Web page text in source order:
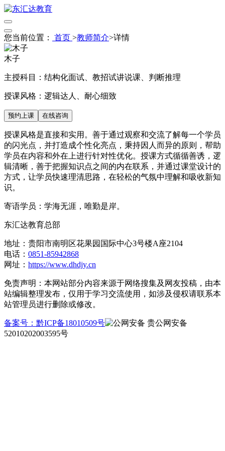
您当前位置： 首页 >教师简介>详情
木子
主授科目： 结构化面试、教招试讲说课、判断推理
授课风格： 逻辑达人、耐心细致
预约上课 在线咨询
授课风格是直接和实用。善于通过观察和交流了解每一个学员
的闪光点，并打造成个性化亮点，秉持因人而异的原则，帮助
学员在内容和外在上进行针对性优化。授课方式循循善诱，逻
辑清晰，善于把握知识点之间的内在联系，并通过课堂设计的
方式，让学员快速理清思路，在轻松的气氛中理解和吸收新知
识。
寄语学员：学海无涯，唯勤是岸。
东汇达教育总部
地址： 贵阳市南明区花果园国际中心3号楼A座2104
电话： 0851-85942868
网址： https://www.dhdjy.cn
免责声明：本网站部分内容来源于网络搜集及网友投稿，由本
站编辑整理发布，仅用于学习交流使用，如涉及侵权请联系本
站管理员进行删除或修改。
备案号：黔ICP备18010509号
贵公网安备
52010202003595号